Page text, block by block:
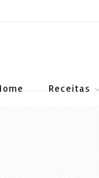
Receitas